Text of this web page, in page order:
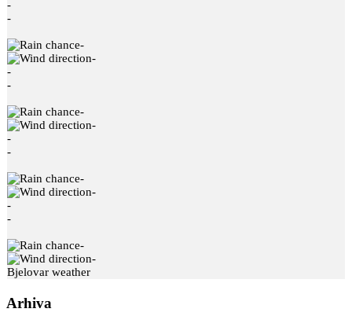
-
-
-
-
-
-
-
-
-
-
-
-
-
-
-
-
Bjelovar weather
Arhiva